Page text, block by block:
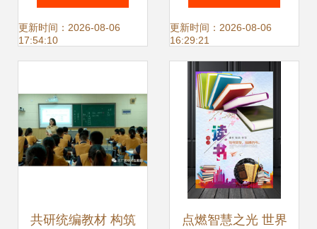
读教学研修 温州瓯
语教师满载而归
更新时间：2026-08-06
17:54:10
生与印刷厂车间之
旅
更新时间：2026-08-06
16:29:21
共研统编教材 构筑 点燃智慧之光 世界